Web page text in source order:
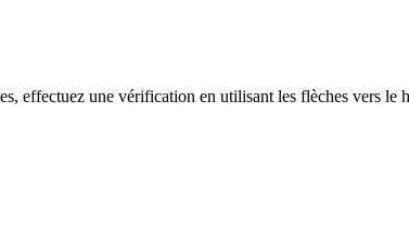
effectuez une vérification en utilisant les flèches vers le